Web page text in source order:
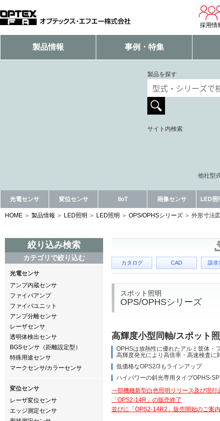
採用情
製品情報 事例・特集
製品を探す
サイト内検索
他社型
光電センサ 変位センサ IIoT 画像センサ LED照
HOME 製品情報 LED照明 LED照明 OPS/OPHSシリーズ 外形寸法
絞り込み検索
カテゴリで絞り込む
光電センサ
アンプ内蔵センサ
ファイバアンプ
ファイバユニット
アンプ分離センサ
レーザセンサ
透明体検出センサ
BGSセンサ（距離設定型）
特殊用途センサ
マークセンサ/カラーセンサ
変位センサ
レーザ変位センサ
エッジ測定センサ
カタログ CAD 該非
スポット照明
OPS/OPHSシリーズ
高輝度小型同軸/スポット
OPHSは放熱性に優れたアルミ筐体・
高輝度発光により高倍率・高速検査に
低価格なOPS2/3もラインアップ
ハイパワーの斜光専用タイプOPHS-
一部機種新型白色照明リリース及び現行
「OPS2-14R」の販売終了
並びに「OPS2-14R2」販売開始のご案内